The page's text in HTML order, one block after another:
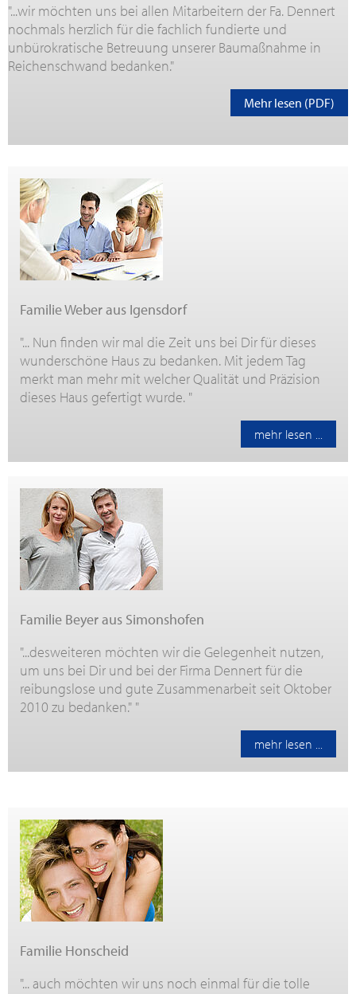
"...wir möchten uns bei allen Mitarbeitern der Fa. Dennert
nochmals herzlich für die fachlich fundierte und
unbürokratische Betreuung unserer Baumaßnahme in
Reichenschwand bedanken."
Mehr lesen (PDF)
Familie Weber aus Igensdorf
"... Nun finden wir mal die Zeit uns bei Dir für dieses
wunderschöne Haus zu bedanken. Mit jedem Tag
merkt man mehr mit welcher Qualität und Präzision
dieses Haus gefertigt wurde. "
mehr lesen ...
Familie Beyer aus Simonshofen
"...desweiteren möchten wir die Gelegenheit nutzen,
um uns bei Dir und bei der Firma Dennert für die
reibungslose und gute Zusammenarbeit seit Oktober
2010 zu bedanken." "
mehr lesen ...
Familie Honscheid
"... auch möchten wir uns noch einmal für die tolle